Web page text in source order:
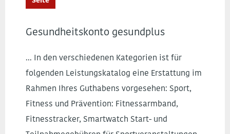
Gesundheitskonto gesundplus
... In den verschiedenen Kategorien ist für
folgenden Leistungskatalog eine Erstattung im
Rahmen Ihres Guthabens vorgesehen: Sport,
Fitness und Prävention: Fitnessarmband,
Fitnesstracker, Smartwatch Start- und